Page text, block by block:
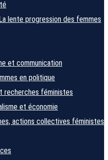
lente progression des femmes
et communication
en politique
recherches féministes
et économie
actions collectives féministes